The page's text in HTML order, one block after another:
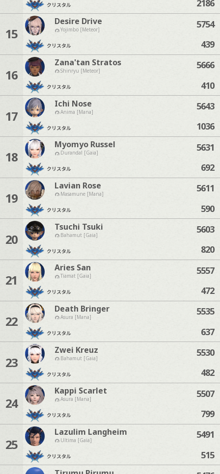
クリスタル
2186
15
Desire Drive
Yojimbo [Meteor]
クリスタル
5754
439
16
Zana'tan Stratos
Shinryu [Meteor]
クリスタル
5666
410
17
Ichi Nose
Anima [Mana]
クリスタル
5643
1036
18
Myomyo Russel
Durandal [Gaia]
クリスタル
5631
692
19
Lavian Rose
Masamune [Mana]
クリスタル
5611
590
20
Tsuchi Tsuki
Bahamut [Gaia]
クリスタル
5603
820
21
Aries San
Tiamat [Gaia]
クリスタル
5557
472
22
Death Bringer
Asura [Mana]
クリスタル
5535
637
23
Zwei Kreuz
Bahamut [Gaia]
クリスタル
5530
482
24
Kappi Scarlet
Asura [Mana]
クリスタル
5507
799
25
Lazulim Langheim
Ultima [Gaia]
クリスタル
5491
515